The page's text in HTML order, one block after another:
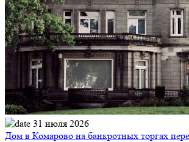
31 июля 2026
Дом в Комарово на банкротных торгах